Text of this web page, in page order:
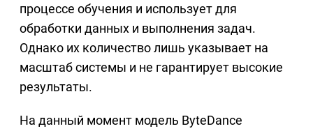
процессе обучения и использует для
обработки данных и выполнения задач.
Однако их количество лишь указывает на
масштаб системы и не гарантирует высокие
результаты.
На данный момент модель ByteDance